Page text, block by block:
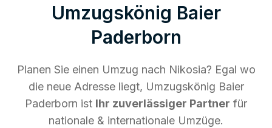
Umzugskönig Baier
Paderborn
Planen Sie einen Umzug nach Nikosia? Egal wo
die neue Adresse liegt, Umzugskönig Baier
Paderborn ist Ihr zuverlässiger Partner für
nationale & internationale Umzüge.